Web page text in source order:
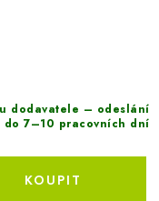
dodavatele – odeslání
do 7–10 pracovních dní